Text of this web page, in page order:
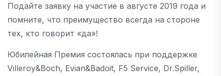
Подайте заявку на участие в августе 2019 года и
помните, что преимущество всегда на стороне
тех, кто говорит «да»!
Юбилейная Премия состоялась при поддержке
Villeroy&Boch, Evian&Badoit, F5 Service, Dr.Spiller,